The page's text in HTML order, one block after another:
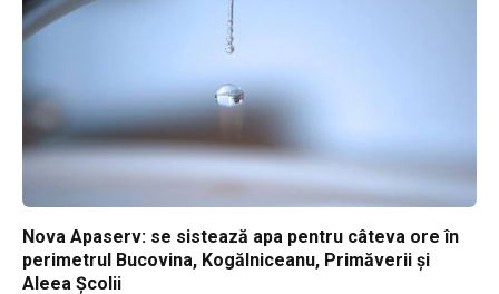
Nova Apaserv: se sistează apa pentru câteva ore în
perimetrul Bucovina, Kogălniceanu, Primăverii și
Aleea Școlii